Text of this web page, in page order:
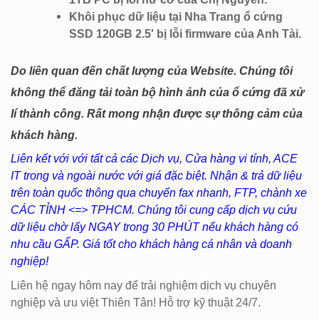
Khôi phục dữ liệu tại Nha Trang ổ cứng
SSD 120GB 2.5′ bị lỗi firmware của Anh Tài.
Do liên quan đến chất lượng của Website. Chúng tôi
không thể đăng tải toàn bộ hình ảnh của ổ cứng đã xử
lí thành công. Rất mong nhận được sự thông cảm của
khách hàng.
Liên kết với với tất cả các Dịch vụ, Cửa hàng vi tính, ACE
IT trong và ngoài nước với giá đặc biệt. Nhận & trả dữ liệu
trên toàn quốc thông qua chuyển fax nhanh, FTP, chành xe
CÁC TỈNH <=> TPHCM. Chúng tôi cung cấp dịch vụ cứu
dữ liệu chờ lấy NGAY trong 30 PHÚT nếu khách hàng có
nhu cầu GẤP. Giá tốt cho khách hàng cá nhân và doanh
nghiệp!
Liên hệ ngay hôm nay để trải nghiệm dịch vụ chuyên
nghiệp và ưu việt Thiên Tân! Hỗ trợ kỹ thuật 24/7.